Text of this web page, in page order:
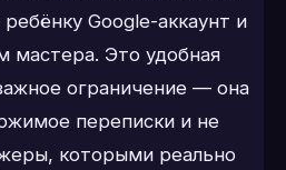
Google-аккаунт и
мастера. Это удобная
ограничение — она
переписки и не
которыми реально